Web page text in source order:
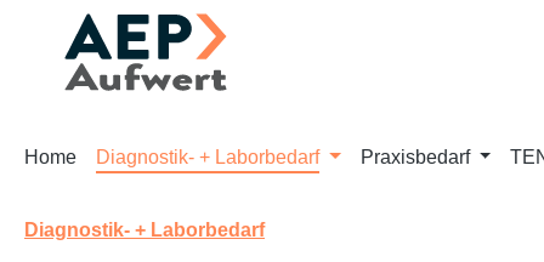
Hauptinhalt springen
Zur Suche springen
Zur Hauptnavigation springen
Home Diagnostik- + Laborbedarf Praxisbedarf
Diagnostik- + Laborbedarf